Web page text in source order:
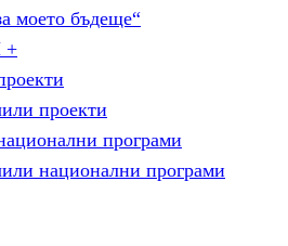
моето бъдеще“
+
проекти
програми
национални програми